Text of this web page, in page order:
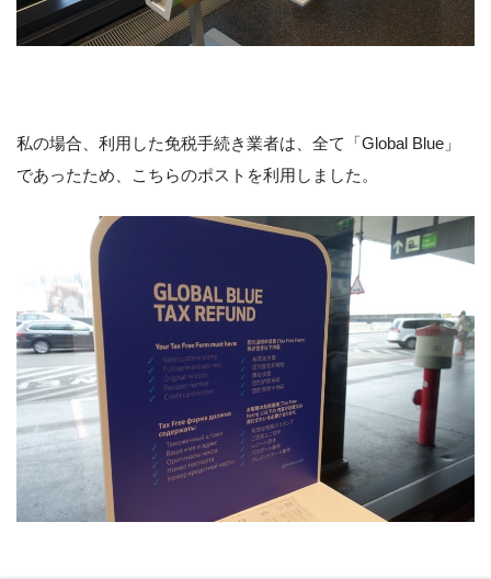
私の場合、利用した免税手続き業者は、全て「Global Blue」
であったため、こちらのポストを利用しました。